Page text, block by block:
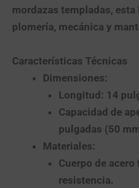
mordazas templadas, esta
plomería, mecánica y
Características Técnicas
Dimensiones:
Longitud: 14
Capacidad de
pulgadas (50
Materiales:
Cuerpo de
resistencia.